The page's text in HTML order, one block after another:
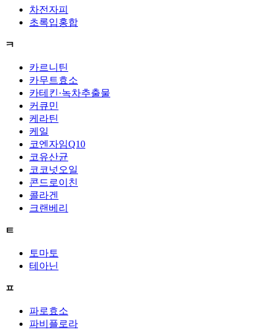
차전자피
초록입홍합
ㅋ
카르니틴
카무트효소
카테킨·녹차추출물
커큐민
케라틴
케일
코엔자임Q10
코유산균
코코넛오일
콘드로이친
콜라겐
크랜베리
ㅌ
토마토
테아닌
ㅍ
파로효소
파비플로라